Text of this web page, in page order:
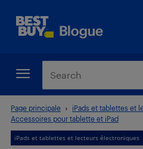
Page principale
iPads et tablettes et
Accessoires pour tablette et iPad
iPads et tablettes et lecteurs électroniques